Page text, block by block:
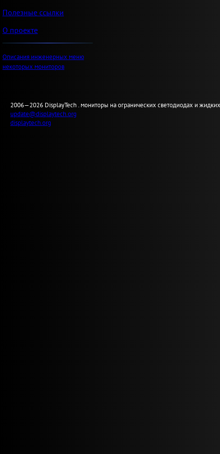
Полезные ссылки
О проекте
Описания инженерных меню
некоторых мониторов
2006—2026 DisplayTech . мониторы на огранических светодиодах и
update@displaytech.org
displaytech.org